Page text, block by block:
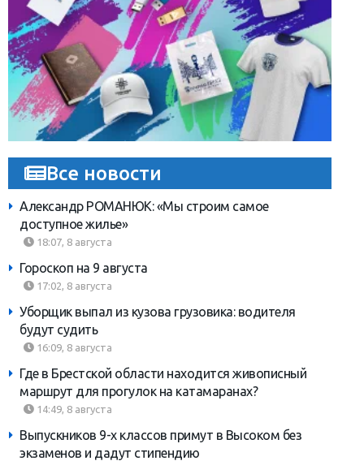
Все новости
Александр РОМАНЮК: «Мы строим самое
доступное жилье»
18:07, 8 августа
Гороскоп на 9 августа
17:02, 8 августа
Уборщик выпал из кузова грузовика: водителя
будут судить
16:09, 8 августа
Где в Брестской области находится живописный
маршрут для прогулок на катамаранах?
14:49, 8 августа
Выпускников 9-х классов примут в Высоком без
экзаменов и дадут стипендию